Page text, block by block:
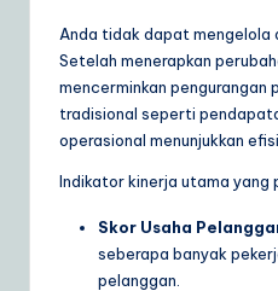
Anda tidak dapat mengelola
Setelah menerapkan
mencerminkan pengurangan
tradisional seperti
operasional menunjukkan
Indikator kinerja utama yang
Skor Usaha
seberapa banyak
pelanggan.